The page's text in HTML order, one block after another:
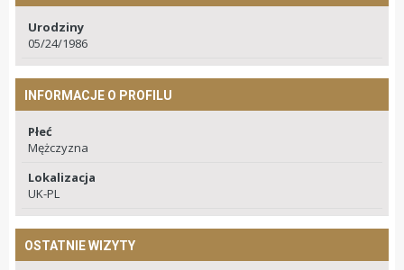
Urodziny
05/24/1986
INFORMACJE O PROFILU
Płeć
Mężczyzna
Lokalizacja
UK-PL
OSTATNIE WIZYTY